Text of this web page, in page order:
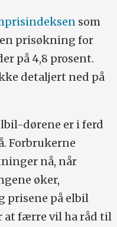
som
prisøkning for
på 4,8 prosent.
detaljert ned på
dørene er i ferd
Forbrukerne
nå, når
øker,
prisene på elbil
at færre vil ha råd til